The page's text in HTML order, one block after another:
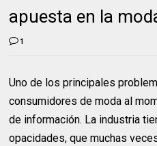
apuesta en la
1
Uno de los principales
consumidores de moda al
de información. La industria
opacidades, que muchas